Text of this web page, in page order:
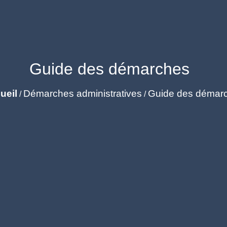
Guide des démarches
/ Démarches administratives / Guide des